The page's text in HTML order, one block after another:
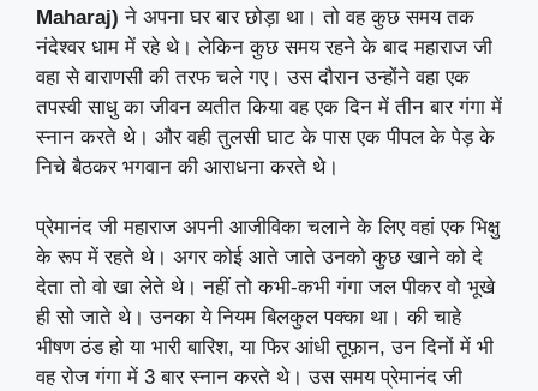
Maharaj) ने अपना घर बार छोड़ा था। तो वह कुछ समय तक
नंदेश्वर धाम में रहे थे। लेकिन कुछ समय रहने के बाद महाराज जी
वहा से वाराणसी की तरफ चले गए। उस दौरान उन्होंने वहा एक
तपस्वी साधु का जीवन व्यतीत किया वह एक दिन में तीन बार गंगा में
स्नान करते थे। और वही तुलसी घाट के पास एक पीपल के पेड़ के
निचे बैठकर भगवान की आराधना करते थे।
प्रेमानंद जी महाराज अपनी आजीविका चलाने के लिए वहां एक भिक्षु
के रूप में रहते थे। अगर कोई आते जाते उनको कुछ खाने को दे
देता तो वो खा लेते थे। नहीं तो कभी-कभी गंगा जल पीकर वो भूखे
ही सो जाते थे। उनका ये नियम बिलकुल पक्का था। की चाहे
भीषण ठंड हो या भारी बारिश, या फिर आंधी तूफ़ान, उन दिनों में भी
वह रोज गंगा में 3 बार स्नान करते थे। उस समय प्रेमानंद जी